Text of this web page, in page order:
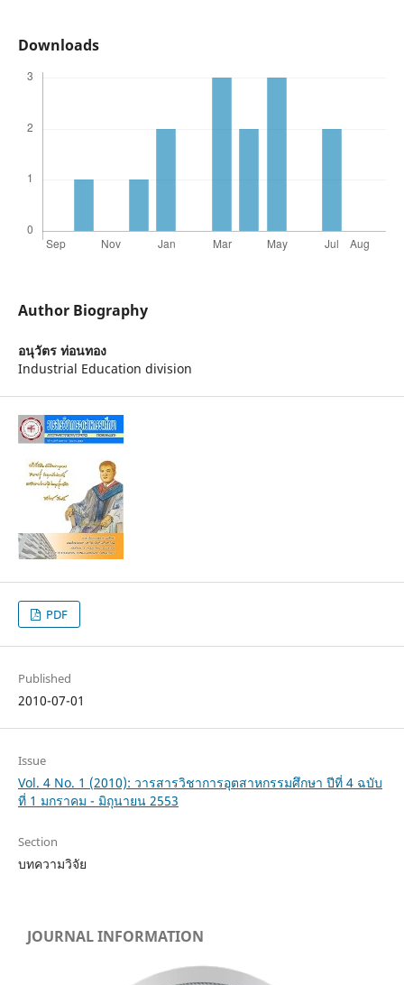
Downloads
Author Biography
อนุวัตร ท่อนทอง
Industrial Education division
PDF
Published
2010-07-01
Issue
Vol. 4 No. 1 (2010): วารสารวิชาการอุตสาหกรรมศึกษา ปีที่ 4 ฉบับ
ที่ 1 มกราคม - มิถุนายน 2553
Section
บทความวิจัย
JOURNAL INFORMATION